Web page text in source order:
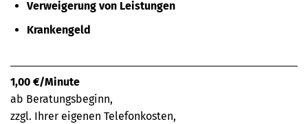
Verweigerung von Leistungen
Krankengeld
1,00 €/Minute
ab Beratungsbeginn,
zzgl. Ihrer eigenen Telefonkosten,